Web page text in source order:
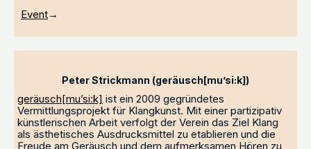
Event→
Peter Strickmann (geräusch[mu’si:k])
geräusch[mu’si:k] ist ein 2009 gegründetes
Vermittlungsprojekt für Klangkunst. Mit einer partizipativ
künstlerischen Arbeit verfolgt der Verein das Ziel Klang
als ästhetisches Ausdrucksmittel zu etablieren und die
Freude am Geräusch und dem aufmerksamen Hören zu